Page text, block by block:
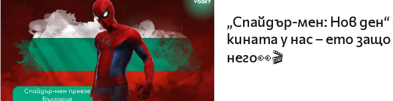
„Спайдър-мен: Нов ден“
кината у нас – ето
него👀🎬